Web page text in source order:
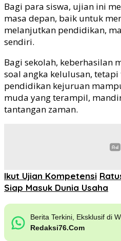
Bagi para siswa, ujian ini
masa depan, baik untuk
melanjutkan pendidikan,
sendiri.
Bagi sekolah, keberhasilan
soal angka kelulusan,
pendidikan kejuruan
muda yang terampil,
tantangan zaman.
Ikut Ujian Kompetensi
Siap Masuk Dunia Usaha
Berita Terkini, Eksklusif di
Redaksi76.Com